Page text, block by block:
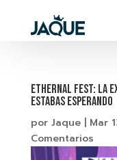
Ethernal Fest: la
estabas esperando
por Jaque| Mar
Comentarios